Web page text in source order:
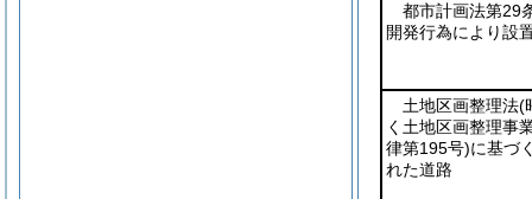
都市計画法第29
開発行為により設
土地区画整理法(
く土地区画整理事
律第195号)に基づ
れた道路